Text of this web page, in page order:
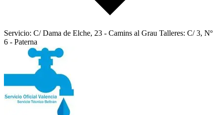
Servicio: C/ Dama de Elche, 23 - Camins al Grau Talleres: C/ 3, Nº
6 - Paterna